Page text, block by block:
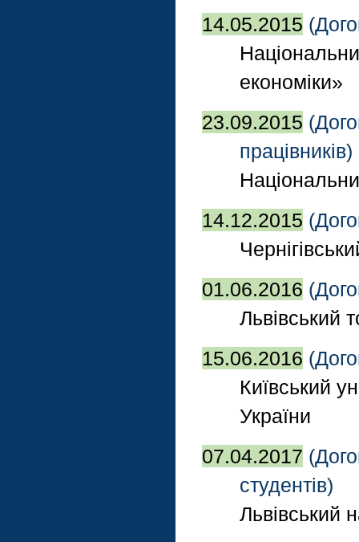
14.05.2015
економіки»
23.09.2015
працівників)
14.12.2015
01.06.2016
Львівський
15.06.2016
Київський
України
07.04.2017
студентів)
Львівський